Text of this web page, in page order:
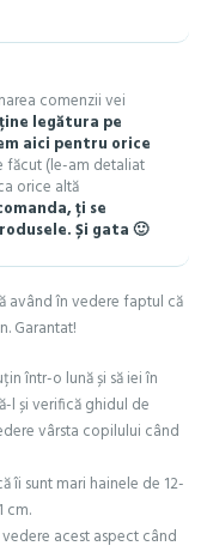
comenzii vei
legătura pe
aici pentru orice
făcut (le-am detaliat
orice altă
ți se
Și gata 🙂
având în vedere faptul că
Garantat!
într-o lună și să iei în
l și verifică ghidul de
vârsta copilului când
îi sunt mari hainele de 12-
cm.
acest aspect când